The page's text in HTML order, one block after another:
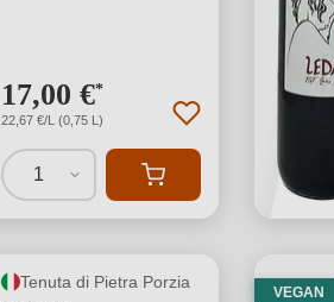
17,00 €*
22,67 €/L (0,75 L)
1
Tenuta di Pietra Porzia
VEGAN